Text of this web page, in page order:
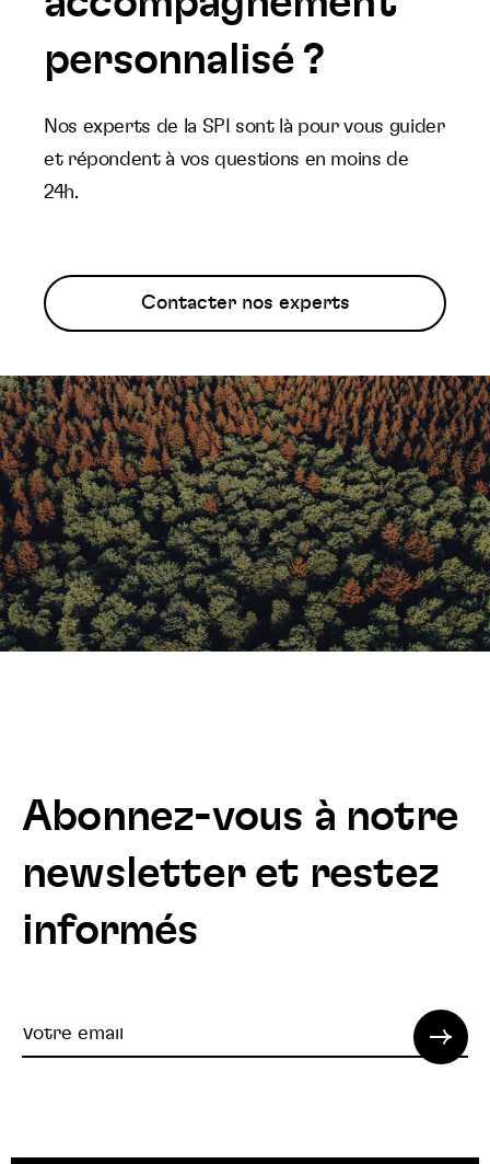
personnalisé ?
Nos experts de la SPI sont là pour vous guider
et répondent à vos questions en moins de
24h.
Contacter nos experts
Abonnez-vous à notre
newsletter et restez
informés
Votre